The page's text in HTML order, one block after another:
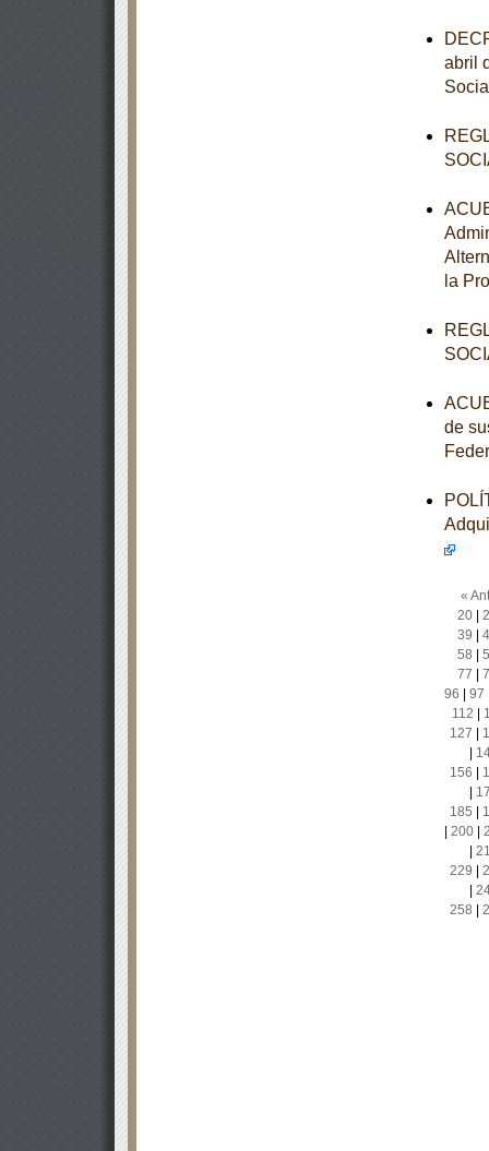
abril
la
de
«
20|
39
58
77
96
97
112
127
156
185
200|
229
258